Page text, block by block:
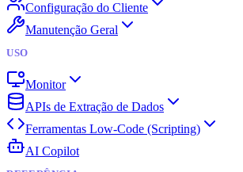
Configuração do Cliente
Manutenção Geral
USO
Monitor
APIs de Extração de Dados
Ferramentas Low-Code (Scripting)
AI Copilot